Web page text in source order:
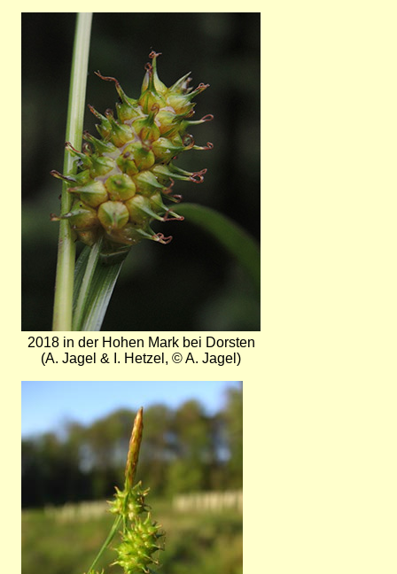
2018 in der Hohen Mark bei Dorsten
(A. Jagel & I. Hetzel, © A. Jagel)